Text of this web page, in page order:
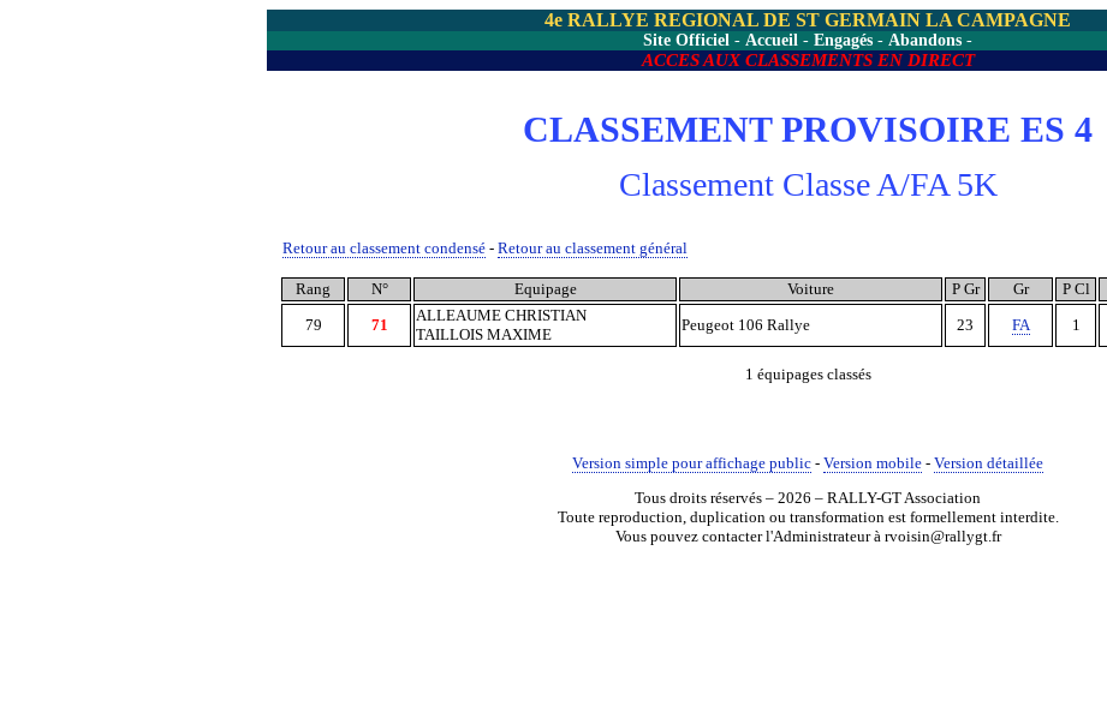
4e RALLYE REGIONAL DE ST GERMAIN LA CAMPAGNE
Site Officiel - Accueil - Engagés - Abandons -
ACCES AUX CLASSEMENTS EN DIRECT
CLASSEMENT PROVISOIRE ES 4
Classement Classe A/FA 5K
Retour au classement condensé - Retour au classement général
Rang N° Equipage Voiture P Gr Gr P Cl
79
71
ALLEAUME CHRISTIAN
TAILLOIS MAXIME
Peugeot 106 Rallye 23 FA 1
1 équipages classés
Version simple pour affichage public - Version mobile - Version détaillée
Tous droits réservés – 2026 – RALLY-GT Association
Toute reproduction, duplication ou transformation est formellement interdite.
Vous pouvez contacter l'Administrateur à rvoisin@rallygt.fr